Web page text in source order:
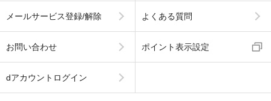
メールサービス登録/解除 よくある質問
お問い合わせ ポイント表示設定
dアカウントログイン